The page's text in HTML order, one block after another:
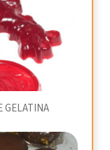
GELATINA